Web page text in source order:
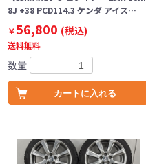
8J +38 PCD114.3 ケンダ アイス…
￥56,800 (税込)
送料無料
数量
カートに入れる